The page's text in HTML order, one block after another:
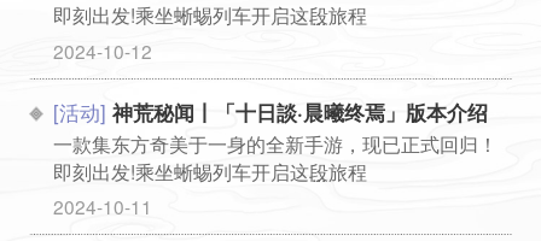
即刻出发!乘坐蜥蜴列车开启这段旅程
...
2024-10-12
[活动] 神荒秘闻丨「十日談·晨曦终焉」版本介绍
一款集东方奇美于一身的全新手游，现已正式回归！
即刻出发!乘坐蜥蜴列车开启这段旅程
...
2024-10-11